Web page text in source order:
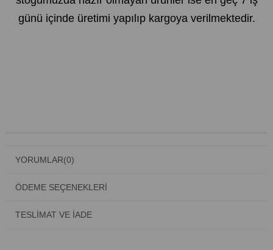
günü içinde üretimi yapılıp kargoya verilmektedir.
YORUMLAR(0)
ÖDEME SEÇENEKLERI
TESLIMAT VE İADE